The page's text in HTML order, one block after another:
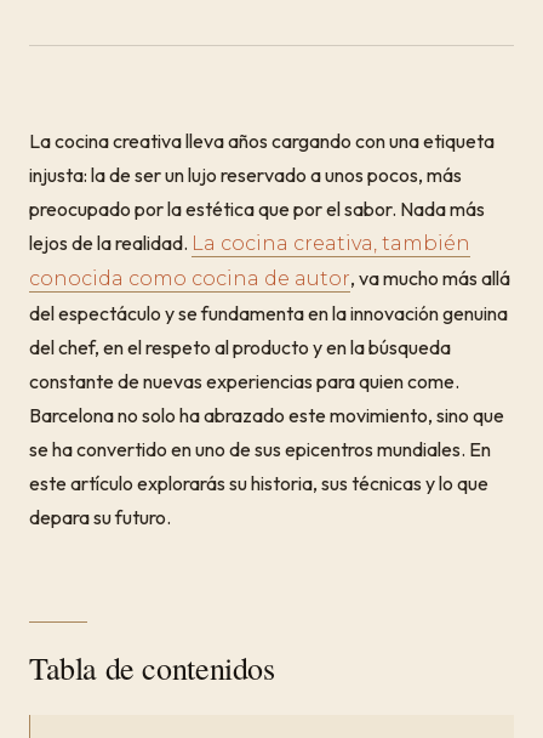
La cocina creativa lleva años cargando con una etiqueta
injusta: la de ser un lujo reservado a unos pocos, más
preocupado por la estética que por el sabor. Nada más
lejos de la realidad. La cocina creativa, también
conocida como cocina de autor, va mucho más allá
del espectáculo y se fundamenta en la innovación genuina
del chef, en el respeto al producto y en la búsqueda
constante de nuevas experiencias para quien come.
Barcelona no solo ha abrazado este movimiento, sino que
se ha convertido en uno de sus epicentros mundiales. En
este artículo explorarás su historia, sus técnicas y lo que
depara su futuro.
Tabla de contenidos